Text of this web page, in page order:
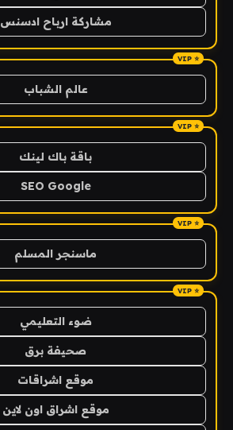
مشاركة ارباح ادسنس
عالم الشباب
باقة باك لينك
SEO Google
ماسنجر المسلم
ضوء التعليمي
صحيفة برق
موقع اشراقات
موقع اشراق اون لاين